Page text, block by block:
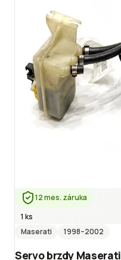
12 mes. záruka
1 ks
Maserati
1998–2002
Servo brzdy